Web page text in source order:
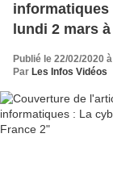
informatiques
lundi 2 mars
Publié le 22/02/2020
Par Les Infos Vidéos